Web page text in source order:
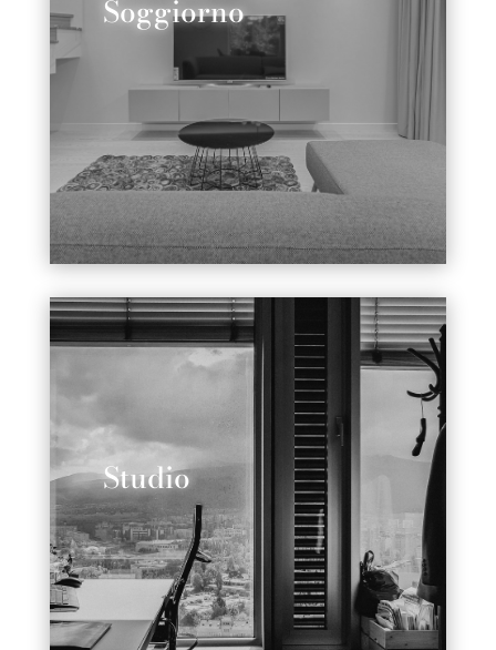
Soggiorno
Studio